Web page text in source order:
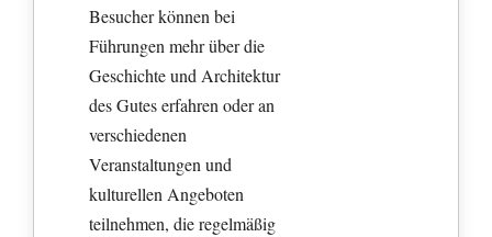
Besucher können bei
Führungen mehr über die
Geschichte und Architektur
des Gutes erfahren oder an
verschiedenen
Veranstaltungen und
kulturellen Angeboten
teilnehmen, die regelmäßig